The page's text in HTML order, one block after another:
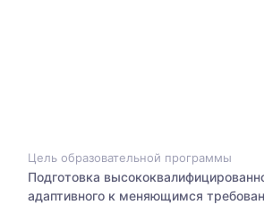
Цель образовательной программы
Подготовка
адаптивного к меняющимся